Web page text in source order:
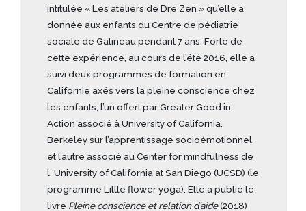
intitulée « Les ateliers de Dre Zen » qu’elle a
donnée aux enfants du Centre de pédiatrie
sociale de Gatineau pendant 7 ans. Forte de
cette expérience, au cours de l’été 2016, elle a
suivi deux programmes de formation en
Californie axés vers la pleine conscience chez
les enfants, l’un offert par Greater Good in
Action associé à University of California,
Berkeley sur l’apprentissage socioémotionnel
et l’autre associé au Center for mindfulness de
l ‘University of California at San Diego (UCSD) (le
programme Little flower yoga). Elle a publié le
livre Pleine conscience et relation d’aide(2018)